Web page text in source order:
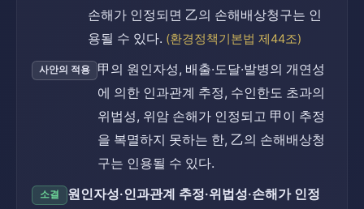
손해가 인정되면 乙의 손해배상청구는 인
용될 수 있다. (환경정책기본법 제44조)
사안의 적용
甲의 원인자성, 배출·도달·발병의 개연성
에 의한 인과관계 추정, 수인한도 초과의
위법성, 위암 손해가 인정되고 甲이 추정
을 복멸하지 못하는 한, 乙의 손해배상청
구는 인용될 수 있다.
소결
원인자성·인과관계 추정·위법성·손해가 인정